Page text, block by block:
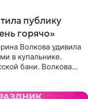
публику
горячо»
Волкова удивила
в купальнике.
бани. Волкова